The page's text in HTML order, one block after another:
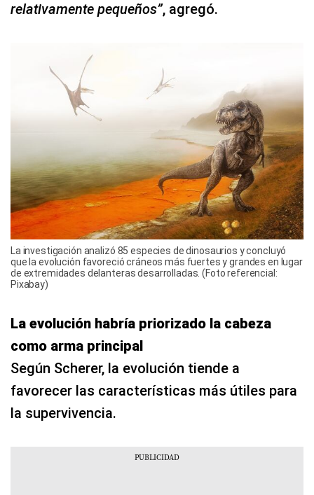
relativamente pequeños”, agregó.
La investigación analizó 85 especies de dinosaurios y concluyó
que la evolución favoreció cráneos más fuertes y grandes en lugar
de extremidades delanteras desarrolladas. (Foto referencial:
Pixabay)
La evolución habría priorizado la cabeza
como arma principal
Según Scherer, la evolución tiende a
favorecer las características más útiles para
la supervivencia.